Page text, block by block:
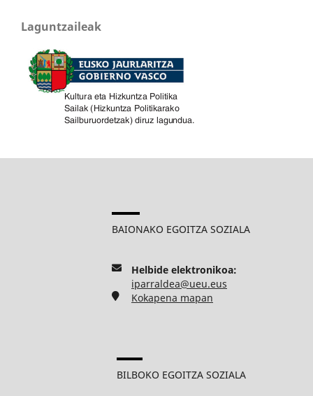
Laguntzaileak
BAIONAKO EGOITZA SOZIALA
Helbide elektronikoa:
iparraldea@ueu.eus
Kokapena mapan
BILBOKO EGOITZA SOZIALA